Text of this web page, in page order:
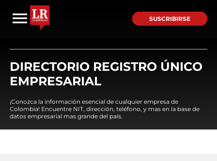
SUSCRIBIRSE
DIRECTORIO REGISTRO ÚNICO
EMPRESARIAL
¡Conozca la información esencial de cualquier empresa de
Colombia! Encuentre NIT, dirección, teléfono, y mas en la base de
datos empresarial mas grande del país.